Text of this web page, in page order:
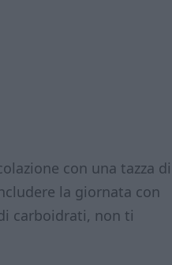
con una tazza di
la giornata con
carboidrati, non ti